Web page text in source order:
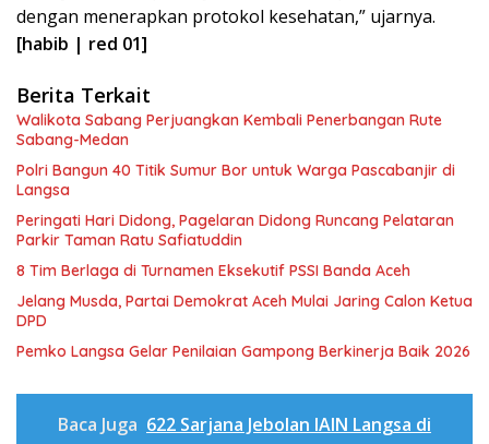
dengan menerapkan protokol kesehatan,” ujarnya.
[habib | red 01]
Berita Terkait
Walikota Sabang Perjuangkan Kembali Penerbangan Rute
Sabang-Medan
Polri Bangun 40 Titik Sumur Bor untuk Warga Pascabanjir di
Langsa
Peringati Hari Didong, Pagelaran Didong Runcang Pelataran
Parkir Taman Ratu Safiatuddin
8 Tim Berlaga di Turnamen Eksekutif PSSI Banda Aceh
Jelang Musda, Partai Demokrat Aceh Mulai Jaring Calon Ketua
DPD
Pemko Langsa Gelar Penilaian Gampong Berkinerja Baik 2026
Baca Juga 622 Sarjana Jebolan IAIN Langsa di